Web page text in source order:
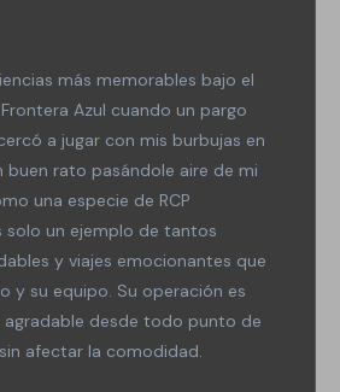
más memorables bajo el
Azul cuando un pargo
a jugar con mis burbujas en
buen rato pasándole aire de mi
una especie de RCP
solo un ejemplo de tantos
y viajes emocionantes que
y su equipo. Su operación es
agradable desde todo punto de
afectar la comodidad.